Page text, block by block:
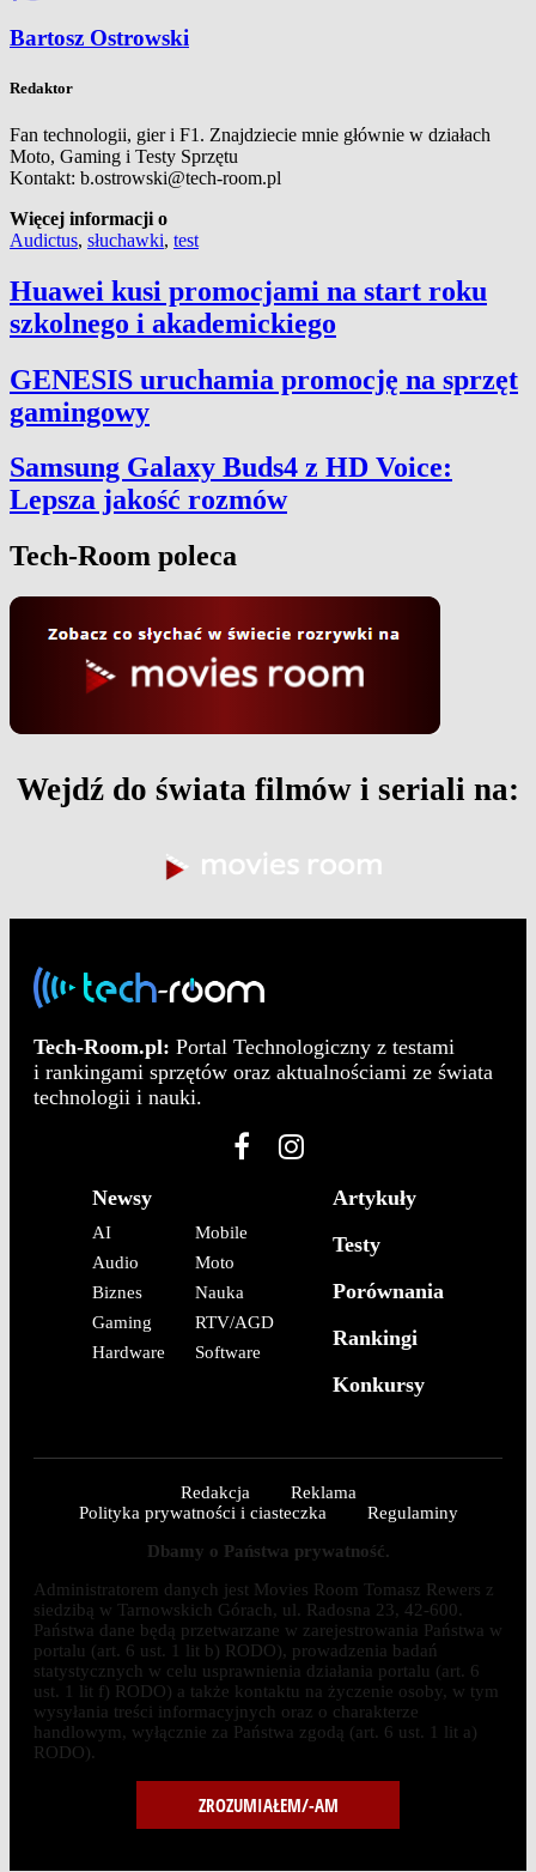
Bartosz Ostrowski
Redaktor
Fan technologii, gier i F1. Znajdziecie mnie głównie w działach
Moto, Gaming i Testy Sprzętu
Kontakt: b.ostrowski@tech-room.pl
Więcej informacji o
Audictus, słuchawki, test
Huawei kusi promocjami na start roku
szkolnego i akademickiego
GENESIS uruchamia promocję na sprzęt
gamingowy
Samsung Galaxy Buds4 z HD Voice:
Lepsza jakość rozmów
Tech-Room poleca
Wejdź do świata filmów i seriali na:
Tech-Room.pl: Portal Technologiczny z testami
i rankingami sprzętów oraz aktualnościami ze świata
technologii i nauki.
Newsy
AI
Audio
Biznes
Gaming
Hardware
Mobile
Moto
Nauka
RTV/AGD
Software
Artykuły
Testy
Porównania
Rankingi
Konkursy
Redakcja
Reklama
Polityka prywatności i ciasteczka
Regulaminy
Dbamy o Państwa prywatność.
Administratorem danych jest Movies Room Tomasz Rewers z
siedzibą w Tarnowskich Górach, ul. Radosna 23, 42-600.
Państwa dane będą przetwarzane w zarejestrowania Państwa w
portalu (art. 6 ust. 1 lit b) RODO), prowadzenia badań
statystycznych w celu usprawnienia działania portalu (art. 6
ust. 1 lit f) RODO) a także kontaktu na życzenie osoby, w tym
wysyłania treści informacyjnych oraz o charakterze
handlowym, wyłącznie za Państwa zgodą (art. 6 ust. 1 lit a)
RODO).
ZROZUMIAŁEM/-AM